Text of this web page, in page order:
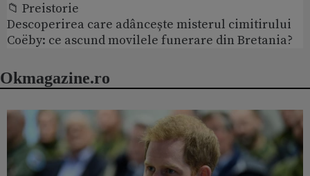
📁 Preistorie
Descoperirea care adâncește misterul cimitirului
Coëby: ce ascund movilele funerare din Bretania?
Okmagazine.ro